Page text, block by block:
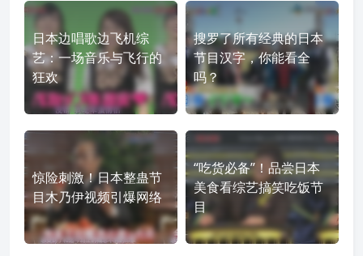
日本边唱歌边飞机综
艺：一场音乐与飞行的
狂欢
搜罗了所有经典的日本
节目汉字，你能看全
吗？
惊险刺激！日本整蛊节
目木乃伊视频引爆网络
“吃货必备”！品尝日本
美食看综艺搞笑吃饭节
目